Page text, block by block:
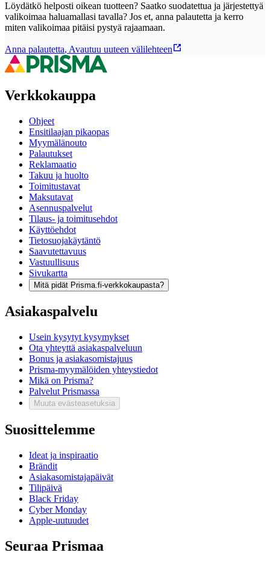
Löydätkö helposti oikean tuotteen? Saatko suodatettua ja järjestettyä
valikoimaa haluamallasi tavalla? Jos et, anna palautetta ja kerro
miten valikoimaa pitäisi pystyä rajaamaan.
Anna palautetta, Avautuu uuteen välilehteen
Verkkokauppa
Ohjeet
Ensitilaajan pikaopas
Myymälänouto
Palautukset
Reklamaatio
Takuu ja huolto
Toimitustavat
Maksutavat
Asennuspalvelut
Tilaus- ja toimitusehdot
Käyttöehdot
Tietosuojakäytäntö
Saavutettavuus
Vastuullisuus
Sivukartta
Mitä pidät Prisma.fi-verkkokaupasta?
Asiakaspalvelu
Usein kysytyt kysymykset
Ota yhteyttä asiakaspalveluun
Bonus ja asiakasomistajuus
Prisma-myymälöiden yhteystiedot
Mikä on Prisma?
Palvelut Prismassa
Muuta evästeasetuksia
Suosittelemme
Ideat ja inspiraatio
Brändit
Asiakasomistajapäivät
Tilipäivä
Black Friday
Cyber Monday
Apple-uutuudet
Seuraa Prismaa